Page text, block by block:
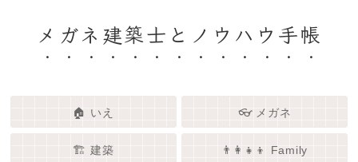
メガネ建築士とノウハウ手帳
🏠 いえ 👓 メガネ
🏗️ 建築 👨‍👩‍👧‍👦 Family
🏠✨ 建築士と考える「いい家」
👓✨ メガネの奥にある「わたし
🏗️✨ 建築 × エンタメで、暮らし
👨‍👩‍👧🌿 Family – 暮らしを育て